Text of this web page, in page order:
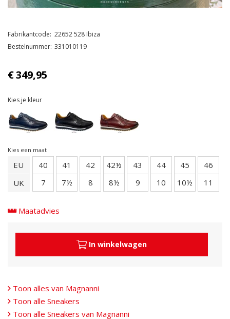
Fabrikantcode 22652 528 Ibiza
Bestelnummer 331010119
€349,95
Kies je kleur
Kies een maat
EU
UK
40
7
41
7½
42
8
42½
8½
43
9
44
10
45
10½
46
11
Maatadvies
In winkelwagen
Toon alles van Magnanni
Toon alle Sneakers
Toon alle Sneakers van Magnanni